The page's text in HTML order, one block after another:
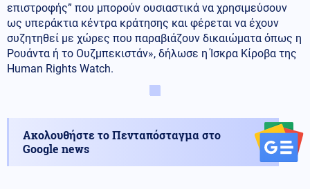
επιστροφής” που μπορούν ουσιαστικά να χρησιμεύσουν
ως υπεράκτια κέντρα κράτησης και φέρεται να έχουν
συζητηθεί με χώρες που παραβιάζουν δικαιώματα όπως η
Ρουάντα ή το Ουζμπεκιστάν», δήλωσε η Ίσκρα Κίροβα της
Human Rights Watch.
Ακολουθήστε το Πενταπόσταγμα στο
Google news